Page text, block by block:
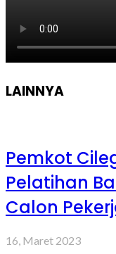
LAINNYA
Pemkot
Pelatihan
Calon
16, Maret 2023